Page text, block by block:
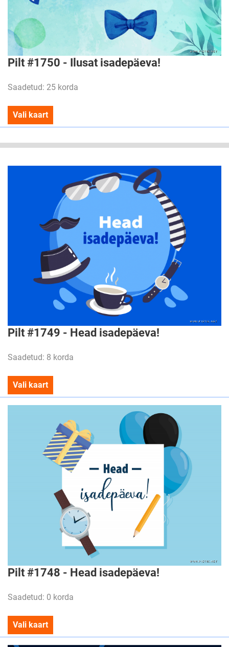
Pilt #1750 - Ilusat isadepäeva!
Saadetud: 25 korda
Vali kaart
Pilt #1749 - Head isadepäeva!
Saadetud: 8 korda
Vali kaart
Pilt #1748 - Head isadepäeva!
Saadetud: 0 korda
Vali kaart